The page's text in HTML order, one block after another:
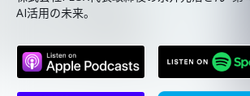
AI活用の未来。